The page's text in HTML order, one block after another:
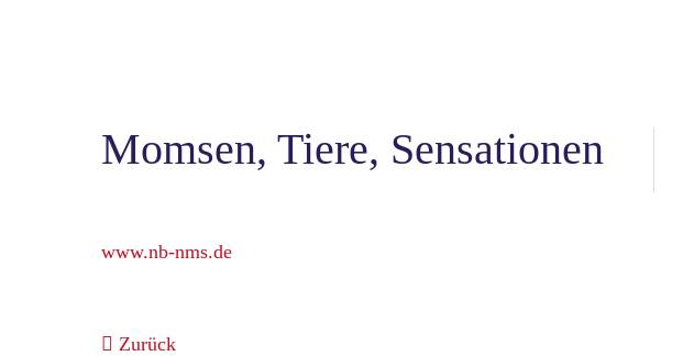
Momsen, Tiere, Sensationen
www.nb-nms.de
Zurück